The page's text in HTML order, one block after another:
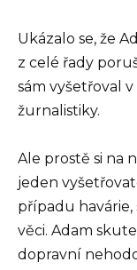
Ukázalo se, že
z celé řady
sám vyšetřoval
žurnalistiky.
Ale prostě si na
jeden
případu havárie,
věci. Adam
dopravní